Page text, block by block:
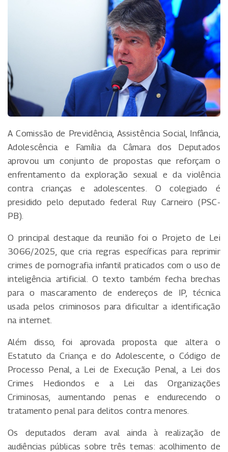
A Comissão de Previdência, Assistência Social, Infância,
Adolescência e Família da Câmara dos Deputados
aprovou um conjunto de propostas que reforçam o
enfrentamento da exploração sexual e da violência
contra crianças e adolescentes. O colegiado é
presidido pelo deputado federal Ruy Carneiro (PSC-
PB).
O principal destaque da reunião foi o Projeto de Lei
3066/2025, que cria regras específicas para reprimir
crimes de pornografia infantil praticados com o uso de
inteligência artificial. O texto também fecha brechas
para o mascaramento de endereços de IP, técnica
usada pelos criminosos para dificultar a identificação
na internet.
Além disso, foi aprovada proposta que altera o
Estatuto da Criança e do Adolescente, o Código de
Processo Penal, a Lei de Execução Penal, a Lei dos
Crimes Hediondos e a Lei das Organizações
Criminosas, aumentando penas e endurecendo o
tratamento penal para delitos contra menores.
Os deputados deram aval ainda à realização de
audiências públicas sobre três temas: acolhimento de